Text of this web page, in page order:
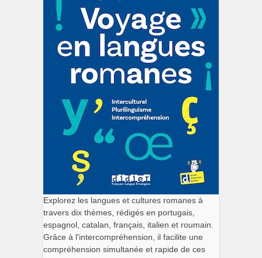
Explorez les langues et cultures romanes à
travers dix thèmes, rédigés en portugais,
espagnol, catalan, français, italien et roumain.
Grâce à l'intercompréhension, il facilite une
compréhension simultanée et rapide de ces